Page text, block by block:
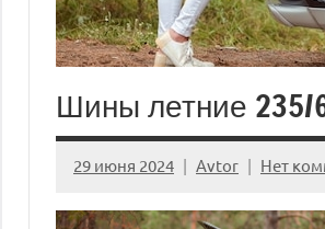
Шины летние 235/
29 июня 2024 Avtor Нет